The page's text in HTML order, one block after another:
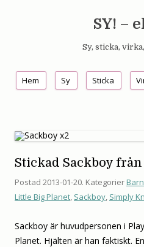
SY! –
Sy, sticka,
Hem Sy Sticka
Stickad Sackboy
Postad 2013-01-20. KategorierBarn
Little Big Planet, Sackboy, Simply
Sackboy är huvudpersonen i
Planet. Hjälten är han faktiskt.